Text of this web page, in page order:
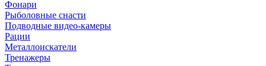
Фонари
Рыболовные снасти
Подводные видео-камеры
Рации
Металлоискатели
Тренажеры